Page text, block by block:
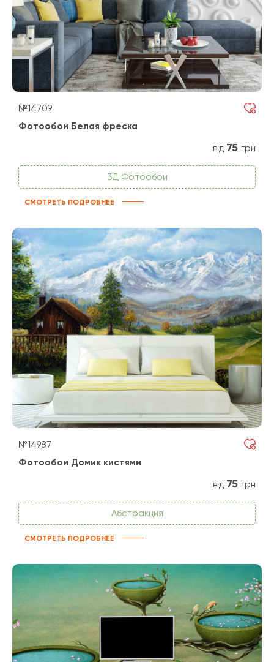
№14709
Фотообои Белая фреска
від 75 грн
3Д Фотообои
СМОТРЕТЬ ПОДРОБНЕЕ
№14987
Фотообои Домик кистями
від 75 грн
Абстракция
СМОТРЕТЬ ПОДРОБНЕЕ